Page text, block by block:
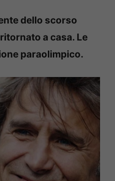
dello scorso
a casa. Le
paraolimpico.